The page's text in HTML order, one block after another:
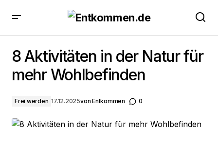
8 Aktivitäten in der Natur für
mehr Wohlbefinden
Frei werden 17.12.2025von Entkommen 0